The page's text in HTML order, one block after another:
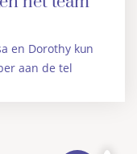
en Dorothy kun
aan de tel